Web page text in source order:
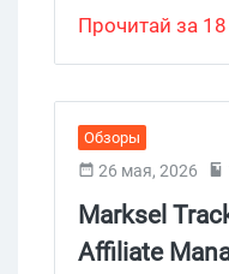
возможности
мейнстрим-
Прочитай за
Обзоры
26 мая, 2026
Marksel
Affiliate